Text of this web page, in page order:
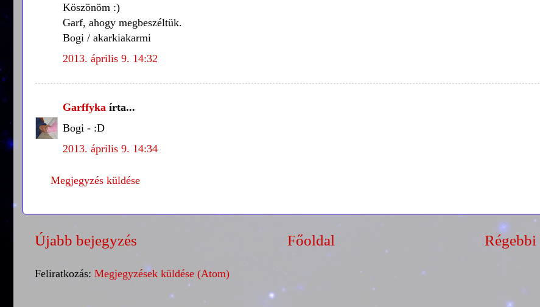
Köszönöm :)
Garf, ahogy megbeszéltük.
Bogi / akarkiakarmi
2013. április 9. 14:32
Garffyka írta...
Bogi - :D
2013. április 9. 14:34
Megjegyzés küldése
Újabb bejegyzés Régebbi
Főoldal
Feliratkozás: Megjegyzések küldése (Atom)